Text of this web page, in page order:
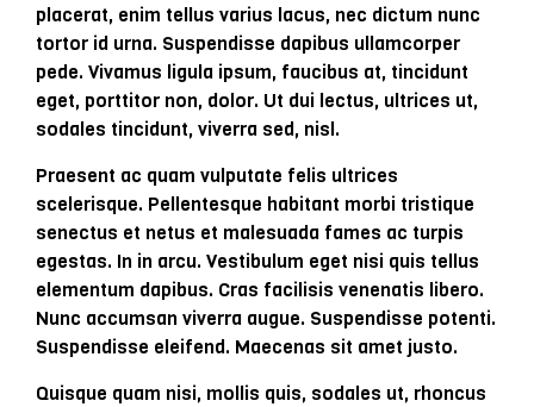
placerat, enim tellus varius lacus, nec dictum nunc
tortor id urna. Suspendisse dapibus ullamcorper
pede. Vivamus ligula ipsum, faucibus at, tincidunt
eget, porttitor non, dolor. Ut dui lectus, ultrices ut,
sodales tincidunt, viverra sed, nisl.
Praesent ac quam vulputate felis ultrices
scelerisque. Pellentesque habitant morbi tristique
senectus et netus et malesuada fames ac turpis
egestas. In in arcu. Vestibulum eget nisi quis tellus
elementum dapibus. Cras facilisis venenatis libero.
Nunc accumsan viverra augue. Suspendisse potenti.
Suspendisse eleifend. Maecenas sit amet justo.
Quisque quam nisi, mollis quis, sodales ut, rhoncus